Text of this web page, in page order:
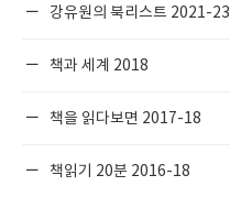
강유원의 북리스트 2021-23
책과 세계 2018
책을 읽다보면 2017-18
책읽기 20분 2016-18